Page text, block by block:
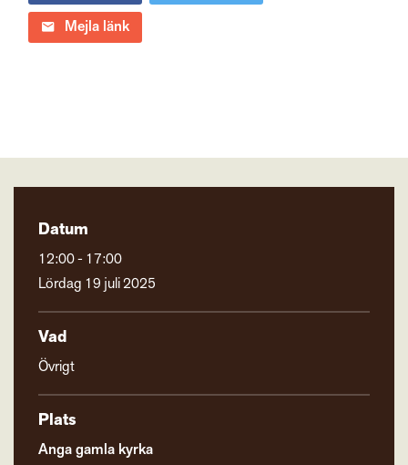
Mejla länk
Datum
12:00 - 17:00
Lördag 19 juli 2025
Vad
Övrigt
Plats
Anga gamla kyrka